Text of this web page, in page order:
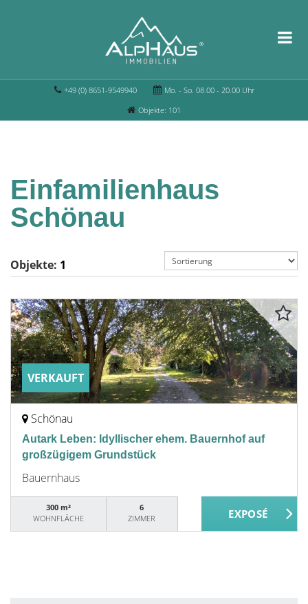
+49 (0) 8651-9549940
Mo. - So. 08.00 - 20.00 Uhr
Objekte: 101
Einfamilienhaus
Schönau
Objekte: 1
VERKAUFT
Schönau
Autark Leben: Idyllischer ehem. Bauernhof auf
großzügigem Grundstück
Bauernhaus
300 m²
WOHNFLÄCHE
6
ZIMMER